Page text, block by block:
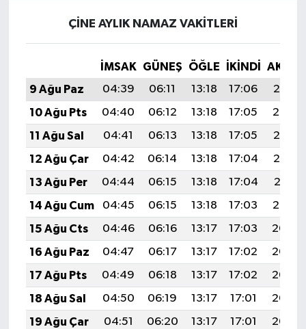
ÇINE AYLIK NAMAZ VAKITLERI
İMSAK GÜNEŞ ÖĞLE İKINDI
9 Ağu Paz
04:39 06:11 13:18 17:06
20:16
10 Ağu Pts
04:40 06:12 13:18 17:05
20:14
11 Ağu Sal
04:41 06:13 13:18 17:05
20:13
12 Ağu Çar
04:42 06:14 13:18 17:04
20:12
13 Ağu Per
04:44 06:15 13:18 17:04
20:11
14 Ağu Cum
04:45 06:15 13:18 17:03
20:10
15 Ağu Cts
04:46 06:16 13:17 17:03
20:08
16 Ağu Paz
04:47 06:17 13:17 17:02
20:07
17 Ağu Pts
04:49 06:18 13:17 17:02
20:06
18 Ağu Sal
04:50 06:19 13:17 17:01
20:05
19 Ağu Çar
04:51 06:20 13:17 17:01
20:03